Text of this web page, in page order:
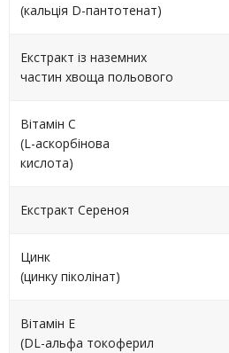
(кальція D-пантотенат)
Екстракт із наземних
частин хвоща польового
Вітамін С
(L-аскорбінова
кислота)
Екстракт Сереноя
Цинк
(цинку піколінат)
Вітамін Е
(DL-альфа токоферил